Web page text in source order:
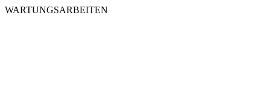
WARTUNGSARBEITEN